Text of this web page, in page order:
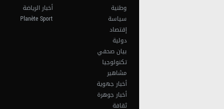
وطنية
سياسة
إقتصاد
دولية
بيان صحفي
تكنولوجيا
مشاهير
أخبار جهوية
أخبار جوهرة
ثقافة
أخبار الرياضة
Planète Sport